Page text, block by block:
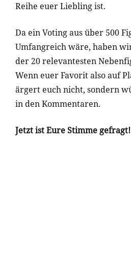
Reihe euer Liebling ist.
Da ein Voting aus über 500
Umfangreich wäre, haben
der 20 relevantesten
Wenn euer Favorit also auf
ärgert euch nicht, sondern
in den Kommentaren.
Jetzt ist Eure Stimme gefragt!